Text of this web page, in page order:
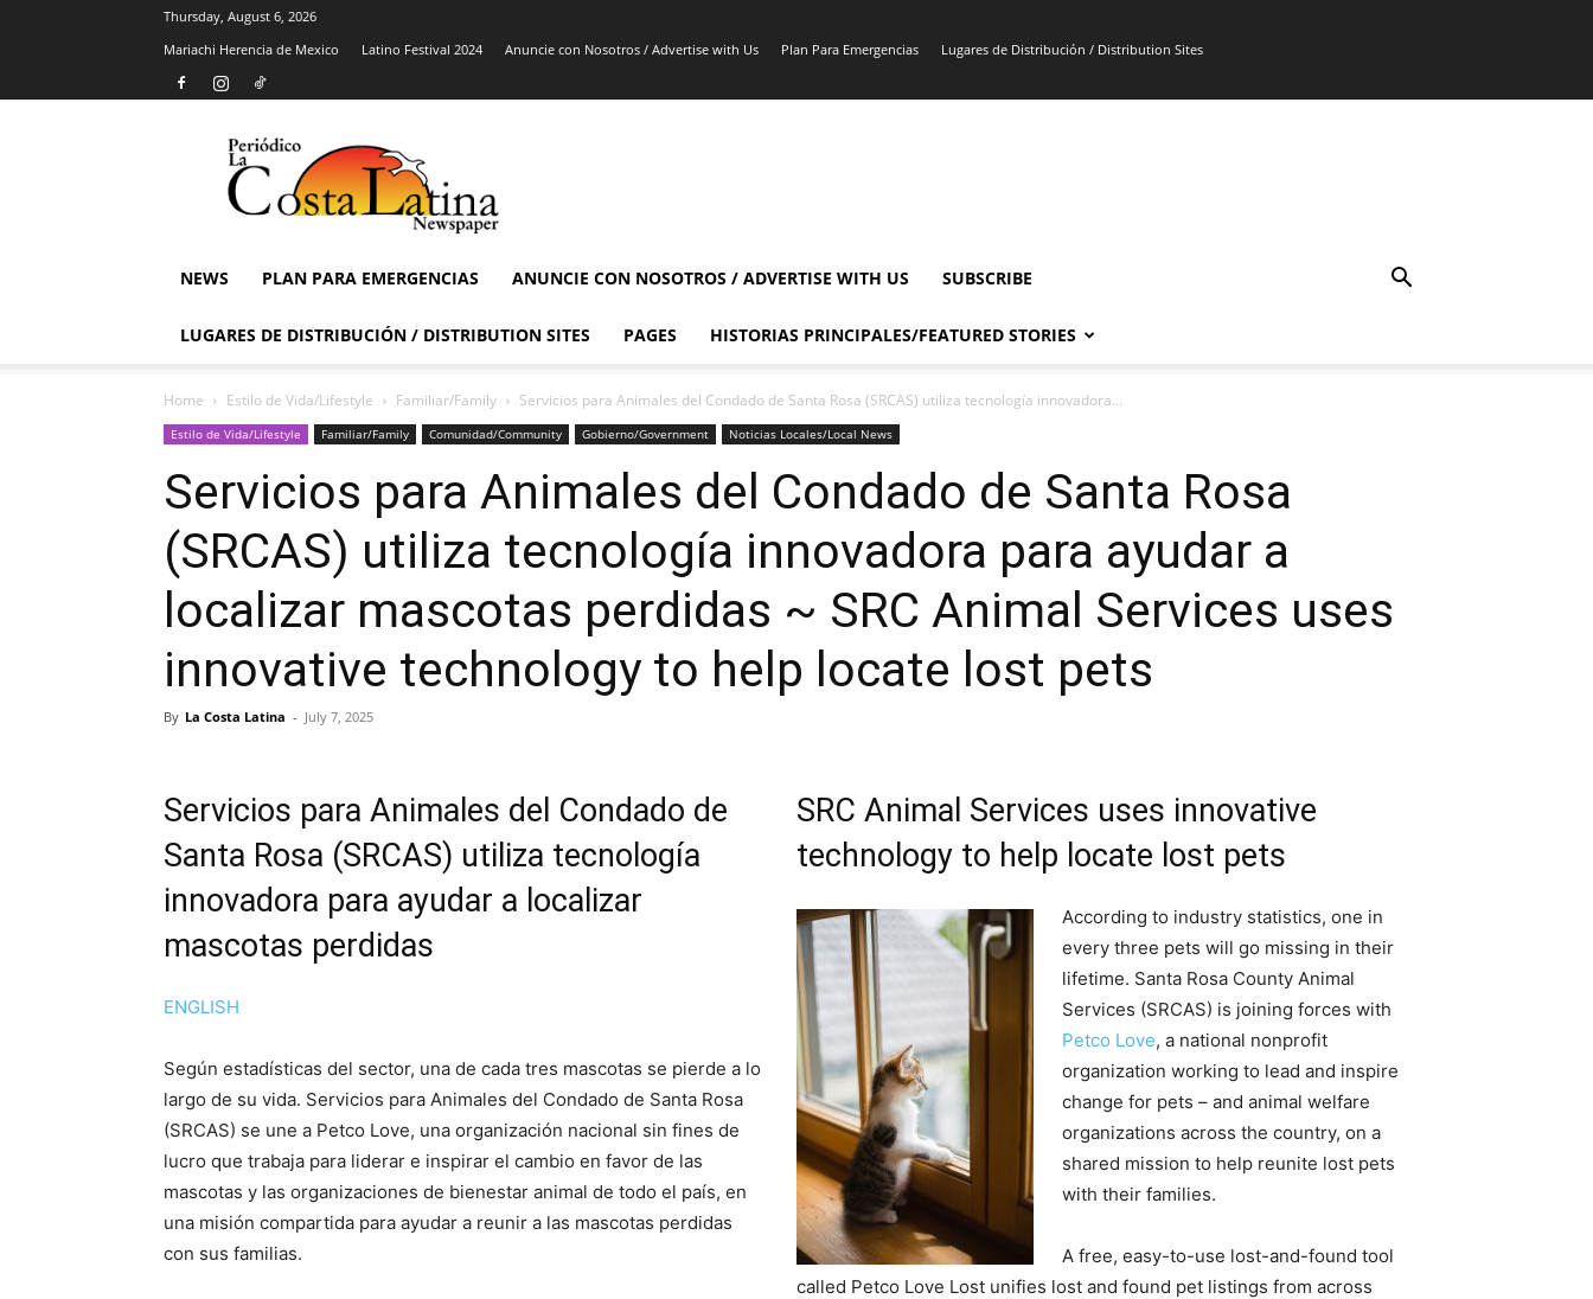
Thursday, August 6, 2026
Mariachi Herencia de Mexico
Latino Festival 2024 Anuncie con Nosotros / Advertise with Us Plan Para Emergencias Lugares de Distribución / Distribution Sites
La
Costa
Latina
Newspaper
NEWS PLAN PARA EMERGENCIAS ANUNCIE CON NOSOTROS / ADVERTISE WITH US SUBSCRIBE
LUGARES DE DISTRIBUCIÓN / DISTRIBUTION SITES PAGES HISTORIAS PRINCIPALES/FEATURED STORIES
Home Estilo de Vida/Lifestyle Familiar/Family Servicios para Animales del Condado de Santa Rosa (SRCAS) utiliza tecnología innovadora...
Estilo de Vida/Lifestyle Familiar/Family Comunidad/Community Gobierno/Government Noticias Locales/Local News
Servicios para Animales del Condado de Santa Rosa
(SRCAS) utiliza tecnología innovadora para ayudar a
localizar mascotas perdidas ~ SRC Animal Services uses
innovative technology to help locate lost pets
By La Costa Latina - July 7, 2025
Servicios para Animales del Condado de
Santa Rosa (SRCAS) utiliza tecnología
innovadora para ayudar a localizar
mascotas perdidas
ENGLISH
Según estadísticas del sector, una de cada tres mascotas se pierde a lo
largo de su vida. Servicios para Animales del Condado de Santa Rosa
(SRCAS) se une a Petco Love, una organización nacional sin fines de
lucro que trabaja para liderar e inspirar el cambio en favor de las
mascotas y las organizaciones de bienestar animal de todo el país, en
una misión compartida para ayudar a reunir a las mascotas perdidas
con sus familias.
SRC Animal Services uses innovative
technology to help locate lost pets
According to industry statistics, one in
every three pets will go missing in their
lifetime. Santa Rosa County Animal
Services (SRCAS) is joining forces with
Petco Love, a national nonprofit
organization working to lead and inspire
change for pets – and animal welfare
organizations across the country, on a
shared mission to help reunite lost pets
with their families.
A free, easy-to-use lost-and-found tool
called Petco Love Lost unifies lost and found pet listings from across